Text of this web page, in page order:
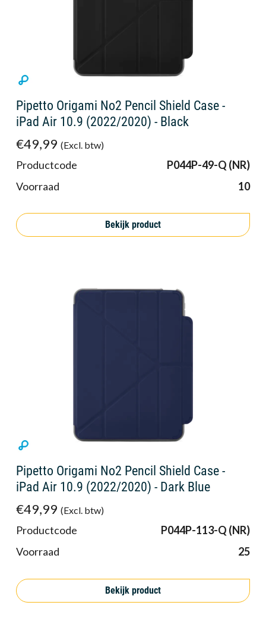
Pipetto Origami No2 Pencil Shield Case -
iPad Air 10.9 (2022/2020) - Black
€49,99 (Excl. btw)
Productcode
P044P-49-Q (NR)
Voorraad
10
Bekijk product
Pipetto Origami No2 Pencil Shield Case -
iPad Air 10.9 (2022/2020) - Dark Blue
€49,99 (Excl. btw)
Productcode
P044P-113-Q (NR)
Voorraad
25
Bekijk product